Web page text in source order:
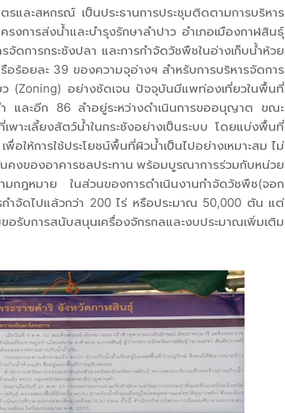
และสหกรณ์ เป็นประธานการประชุมติดตามการบริหาร
การส่งน้ำและบำรุงรักษาลำปาว อำเภอเมืองกาฬสินธุ์
การกระชังปลา และการกำจัดวัชพืชในอ่างเก็บน้ำห้วย
อยละ 39 ของความจุอ่างฯ สำหรับการบริหารจัดการ
(Zoning) อย่างชัดเจน ปัจจุบันมีแพท่องเที่ยวในพื้นที่
และอีก 86 ลำอยู่ระหว่างดำเนินการขออนุญาต ขณะ
าะเลี้ยงสัตว์น้ำในกระชังอย่างเป็นระบบ โดยแบ่งพื้นที่
อให้การใช้ประโยชน์พื้นที่ผิวน้ำเป็นไปอย่างเหมาะสม ไม่
งของอาคารชลประทาน พร้อมบูรณาการร่วมกับหน่วย
ามกฎหมาย ในส่วนของการดำเนินงานกำจัดวัชพืช(จอก
กำจัดไปแล้วกว่า 200 ไร่ หรือประมาณ 50,000 ตัน แต่
รับการสนับสนุนเครื่องจักรกลและงบประมาณเพิ่มเติม